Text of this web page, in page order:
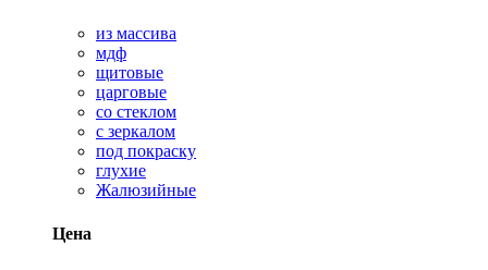
из массива
мдф
щитовые
царговые
со стеклом
с зеркалом
под покраску
глухие
Жалюзийные
Цена